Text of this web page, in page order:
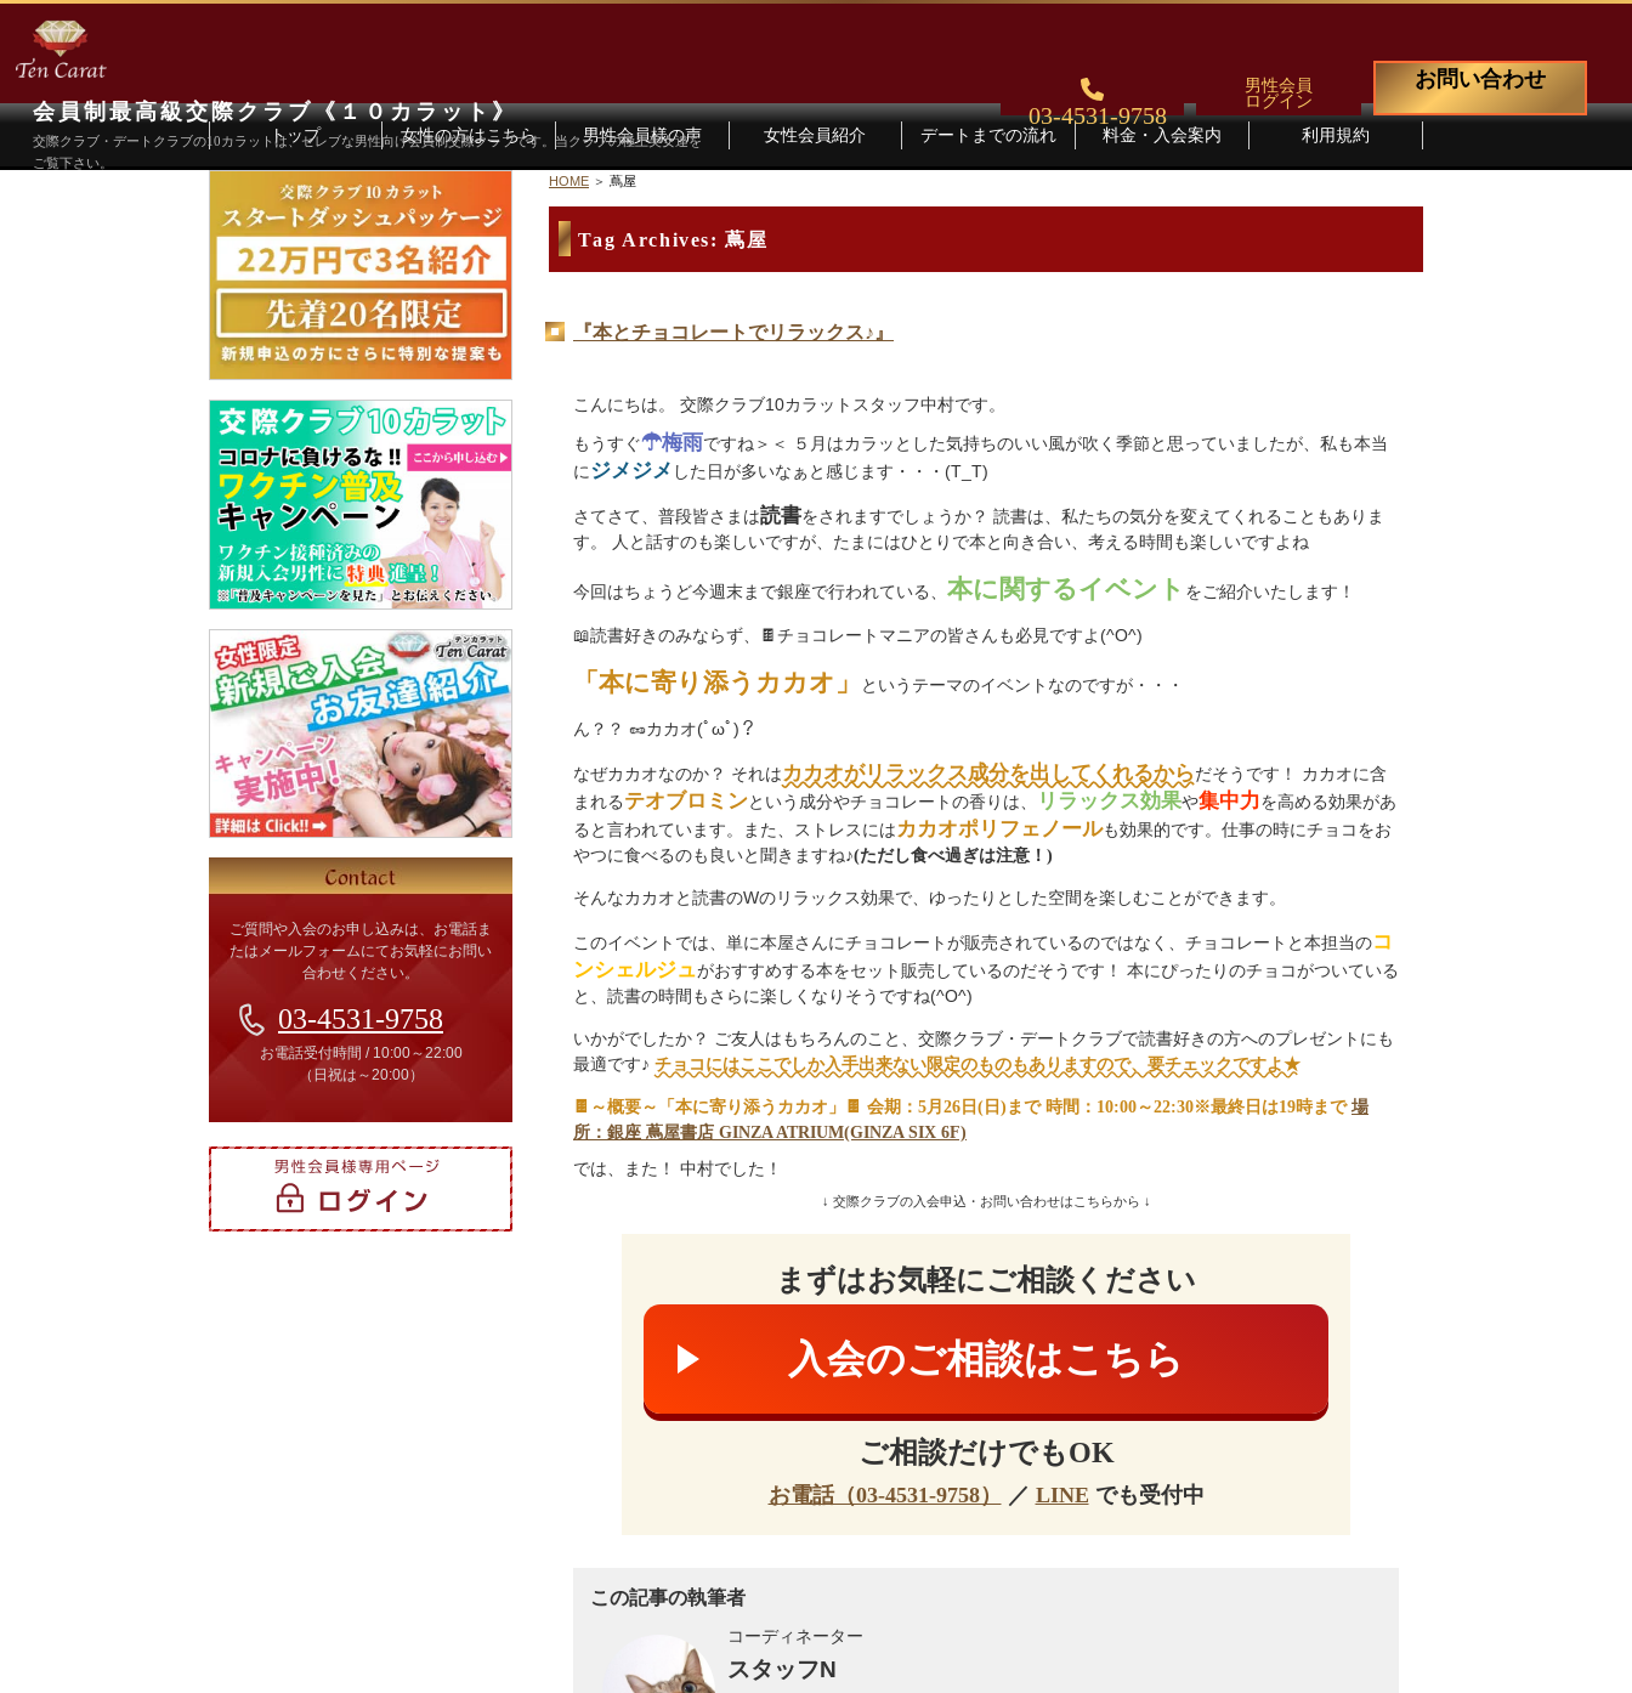
会員制最高級交際クラブ《１０カラット》
交際クラブ・デートクラブの10カラットは、セレブな男性向け会員制交際クラブです。当クラブの極上美女達を
ご覧下さい。
03-4531-9758
男性会員
ログイン
お問い合わせ
トップ 女性の方はこちら 男性会員様の声 女性会員紹介 デートまでの流れ 料金・入会案内 利用規約
HOME 蔦屋
Tag Archives:蔦屋
『本とチョコレートでリラックス♪』
こんにちは。 交際クラブ10カラットスタッフ中村です。
もうすぐ☂梅雨ですね＞＜ ５月はカラッとした気持ちのいい風が吹く季節と思っていましたが、私も本当
にジメジメ した日が多いなぁと感じます・・・(T_T)
さてさて、普段皆さまは読書をされますでしょうか？ 読書は、私たちの気分を変えてくれることもありま
す。 人と話すのも楽しいですが、たまにはひとりで本と向き合い、考える時間も楽しいですよね
今回はちょうど今週末まで銀座で行われている、 本に関するイベント をご紹介いたします！
📖読書好きのみならず、🍫チョコレートマニアの皆さんも必見ですよ(^O^)
「本に寄り添うカカオ」 というテーマのイベントなのですが・・・
ん？？ 🥜カカオ(ﾟωﾟ)？
なぜカカオなのか？ それはカカオがリラックス成分を出してくれるからだそうです！ カカオに含
まれるテオブロミンという成分やチョコレートの香りは、 リラックス効果や集中力を高める効果があ
ると言われています。また、ストレスにはカカオポリフェノールも効果的です。仕事の時にチョコをお
やつに食べるのも良いと聞きますね♪(ただし食べ過ぎは注意！)
そんなカカオと読書のWのリラックス効果で、ゆったりとした空間を楽しむことができます。
このイベントでは、単に本屋さんにチョコレートが販売されているのではなく、チョコレートと本担当のコ
ンシェルジュがおすすめする本をセット販売しているのだそうです！ 本にぴったりのチョコがついている
と、読書の時間もさらに楽しくなりそうですね(^O^)
いかがでしたか？ ご友人はもちろんのこと、交際クラブ・デートクラブで読書好きの方へのプレゼントにも
最適です♪ チョコにはここでしか入手出来ない限定のものもありますので、要チェックですよ★
🍫～概要～「本に寄り添うカカオ」🍫 会期：5月26日(日)まで 時間：10:00～22:30※最終日は19時まで 場
所：銀座 蔦屋書店 GINZA ATRIUM(GINZA SIX 6F)
では、また！ 中村でした！
↓ 交際クラブの入会申込・お問い合わせはこちらから ↓
まずはお気軽にご相談ください
入会のご相談はこちら
ご相談だけでもOK
お電話（03-4531-9758） ／ LINE でも受付中
この記事の執筆者
コーディネーター
スタッフN
ご質問や入会のお申し込みは、お電話ま
たはメールフォームにてお気軽にお問い
合わせください。
03-4531-9758
お電話受付時間 / 10:00～22:00
（日祝は～20:00）